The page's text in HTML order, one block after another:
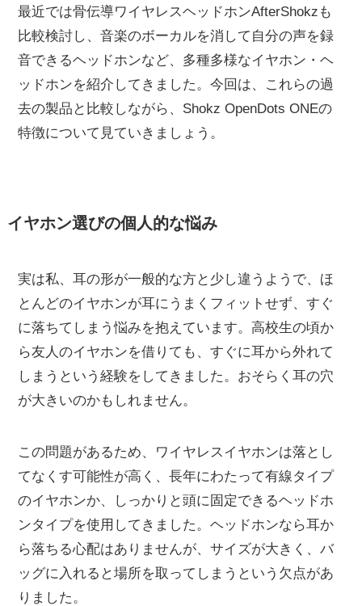
最近では骨伝導ワイヤレスヘッドホンAfterShokzも
比較検討し、音楽のボーカルを消して自分の声を録
音できるヘッドホンなど、多種多様なイヤホン・ヘ
ッドホンを紹介してきました。今回は、これらの過
去の製品と比較しながら、Shokz OpenDots ONEの
特徴について見ていきましょう。
イヤホン選びの個人的な悩み
実は私、耳の形が一般的な方と少し違うようで、ほ
とんどのイヤホンが耳にうまくフィットせず、すぐ
に落ちてしまう悩みを抱えています。高校生の頃か
ら友人のイヤホンを借りても、すぐに耳から外れて
しまうという経験をしてきました。おそらく耳の穴
が大きいのかもしれません。
この問題があるため、ワイヤレスイヤホンは落とし
てなくす可能性が高く、長年にわたって有線タイプ
のイヤホンか、しっかりと頭に固定できるヘッドホ
ンタイプを使用してきました。ヘッドホンなら耳か
ら落ちる心配はありませんが、サイズが大きく、バ
ッグに入れると場所を取ってしまうという欠点があ
りました。